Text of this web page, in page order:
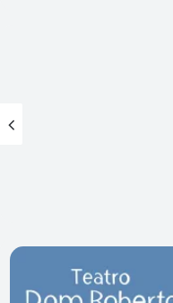
Espectáculos
marionetas